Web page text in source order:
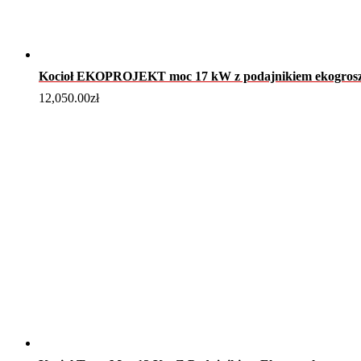
Kocioł EKOPROJEKT moc 17 kW z podajnikiem
12,050.00zł